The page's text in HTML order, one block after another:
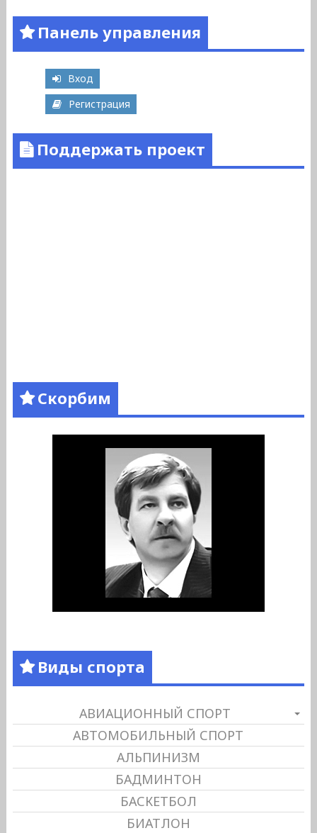
Панель управления
Вход
Регистрация
Поддержать проект
Скорбим
Виды спорта
АВИАЦИОННЫЙ СПОРТ
АВТОМОБИЛЬНЫЙ СПОРТ
АЛЬПИНИЗМ
БАДМИНТОН
БАСКЕТБОЛ
БИАТЛОН